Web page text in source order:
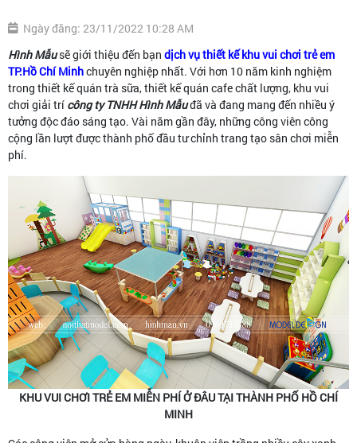
Ngày đăng: 23/11/2022 10:28 AM
Hình Mẫusẽ giới thiệu đến bạn dịch vụ thiết kế khu vui chơi trẻ em
TP.Hồ Chí Minhchuyên nghiệp nhất. Với hơn 10 năm kinh nghiệm
trong thiết kế quán trà sữa, thiết kế quán cafe chất lượng, khu vui
chơi giải trí công ty TNHH Hình Mẫuđã và đang mang đến nhiều ý
tưởng độc đáo sáng tạo. Vài năm gần đây, những công viên công
cộng lần lượt được thành phố đầu tư chỉnh trang tạo sân chơi miễn
phí.
KHU VUI CHƠI TRẺ EM MIỄN PHÍ Ở ĐÂU TẠI THÀNH PHỐ HỒ CHÍ
MINH